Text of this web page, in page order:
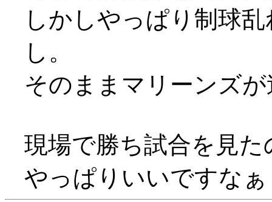
しかしやっぱり制球
し。
そのままマリーンズ
現場で勝ち試合を見
やっぱりいいですなぁ